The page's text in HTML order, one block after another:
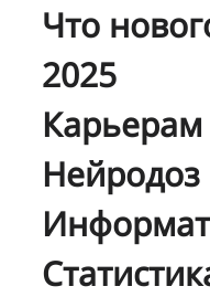
Что
2025
Карьерам
Нейродоз